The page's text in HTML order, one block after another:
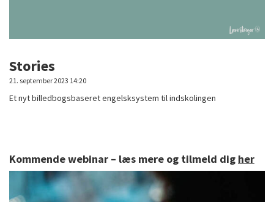
Stories
21. september 2023 14:20
Et nyt billedbogsbaseret engelsksystem til indskolingen
Kommende webinar – læs mere og tilmeld dig her